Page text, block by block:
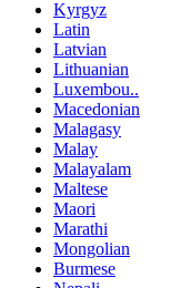
Kyrgyz
Latin
Latvian
Lithuanian
Luxembou..
Macedonian
Malagasy
Malay
Malayalam
Maltese
Maori
Marathi
Mongolian
Burmese